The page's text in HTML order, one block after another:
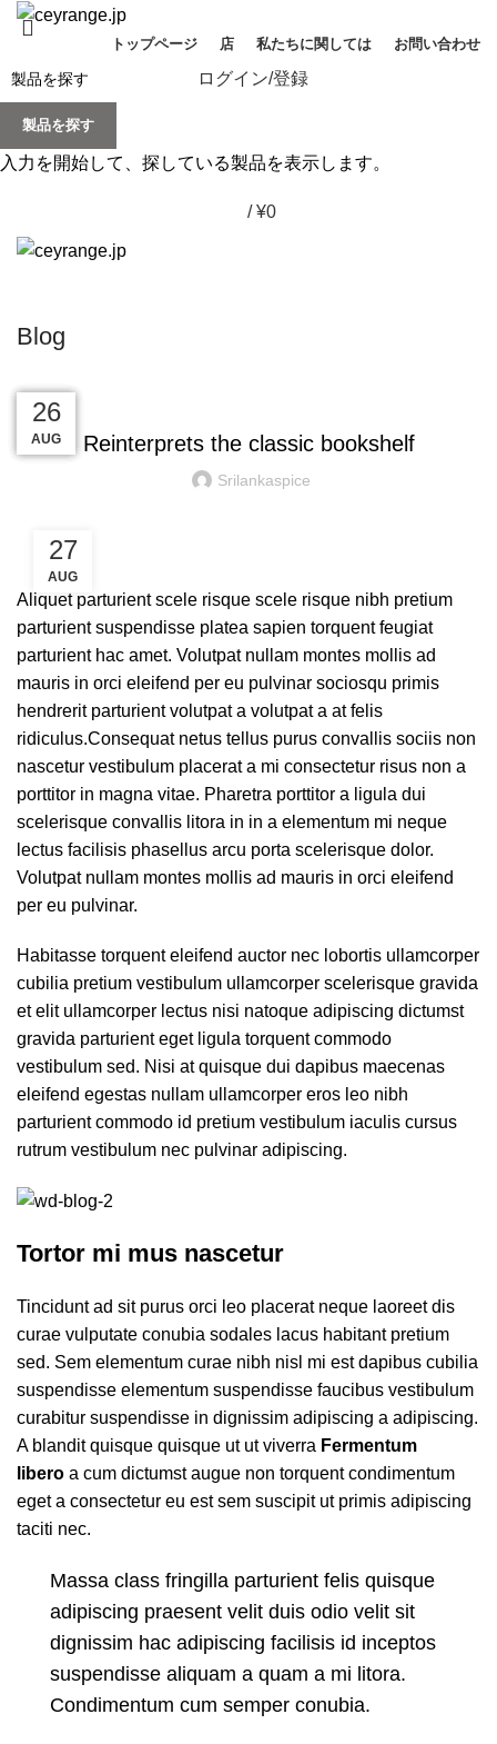
トップページ 店 私たちに関しては お問い合わせ
ログイン/登録
/ ¥0
Blog
Reinterprets the classic bookshelf
Srilankaspice
27
AUG
Aliquet parturient scele risque scele risque nibh pretium
parturient suspendisse platea sapien torquent feugiat
parturient hac amet. Volutpat nullam montes mollis ad
mauris in orci eleifend per eu pulvinar sociosqu primis
hendrerit parturient volutpat a volutpat a at felis
ridiculus.Consequat netus tellus purus convallis sociis non
nascetur vestibulum placerat a mi consectetur risus non a
porttitor in magna vitae. Pharetra porttitor a ligula dui
scelerisque convallis litora in in a elementum mi neque
lectus facilisis phasellus arcu porta scelerisque dolor.
Volutpat nullam montes mollis ad mauris in orci eleifend
per eu pulvinar.
Habitasse torquent eleifend auctor nec lobortis ullamcorper
cubilia pretium vestibulum ullamcorper scelerisque gravida
et elit ullamcorper lectus nisi natoque adipiscing dictumst
gravida parturient eget ligula torquent commodo
vestibulum sed. Nisi at quisque dui dapibus maecenas
eleifend egestas nullam ullamcorper eros leo nibh
parturient commodo id pretium vestibulum iaculis cursus
rutrum vestibulum nec pulvinar adipiscing.
Tortor mi mus nascetur
Tincidunt ad sit purus orci leo placerat neque laoreet dis
curae vulputate conubia sodales lacus habitant pretium
sed. Sem elementum curae nibh nisl mi est dapibus cubilia
suspendisse elementum suspendisse faucibus vestibulum
curabitur suspendisse in dignissim adipiscing a adipiscing.
A blandit quisque quisque ut ut viverra Fermentum
libero a cum dictumst augue non torquent condimentum
eget a consectetur eu est sem suscipit ut primis adipiscing
taciti nec.
Massa class fringilla parturient felis quisque
adipiscing praesent velit duis odio velit sit
dignissim hac adipiscing facilisis id inceptos
suspendisse aliquam a quam a mi litora.
Condimentum cum semper conubia.
27
AUG
27
AUG
26
AUG
26
AUG
26
AUG
製品を探す
入力を開始して、探している製品を表示します。